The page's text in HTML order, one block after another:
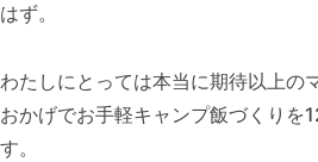
はず。
わたしにとっては本当に期待以上の
おかげでお手軽キャンプ飯づくりを
す。